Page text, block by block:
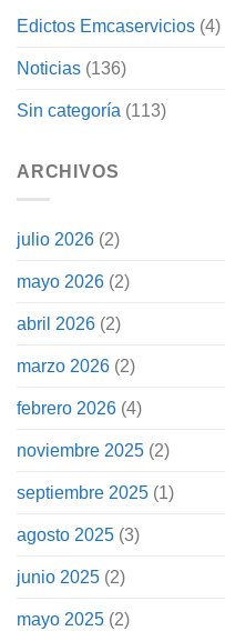
Edictos Emcaservicios (4)
Noticias (136)
Sin categoría (113)
ARCHIVOS
julio 2026 (2)
mayo 2026 (2)
abril 2026 (2)
marzo 2026 (2)
febrero 2026 (4)
noviembre 2025 (2)
septiembre 2025 (1)
agosto 2025 (3)
junio 2025 (2)
mayo 2025 (2)